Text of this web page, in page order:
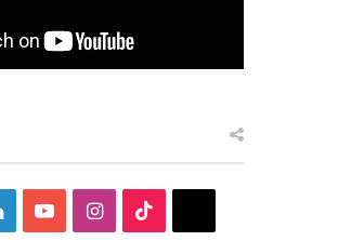
LinkedInYouTubeInstagram